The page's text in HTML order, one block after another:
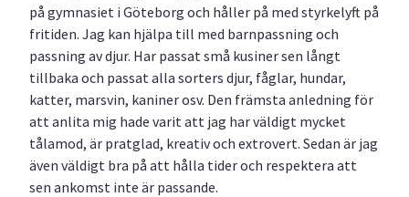
på gymnasiet i Göteborg och håller på med styrkelyft på
fritiden. Jag kan hjälpa till med barnpassning och
passning av djur. Har passat små kusiner sen långt
tillbaka och passat alla sorters djur, fåglar, hundar,
katter, marsvin, kaniner osv. Den främsta anledning för
att anlita mig hade varit att jag har väldigt mycket
tålamod, är pratglad, kreativ och extrovert. Sedan är jag
även väldigt bra på att hålla tider och respektera att
sen ankomst inte är passande.